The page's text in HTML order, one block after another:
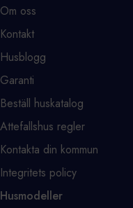
Om oss
Kontakt
Husblogg
Garanti
Beställ huskatalog
Attefallshus regler
Kontakta din kommun
Integritets policy
Husmodeller